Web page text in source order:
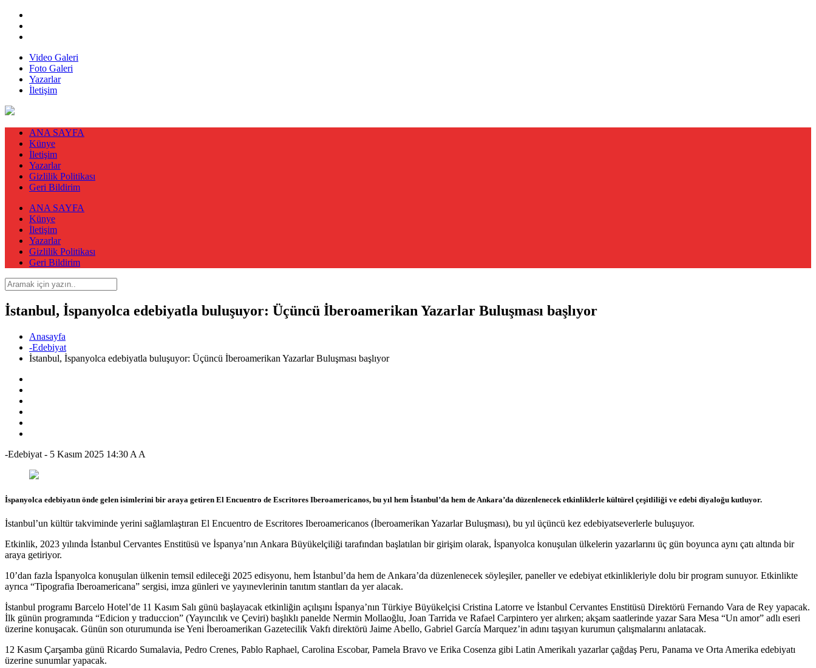
Video Galeri
Foto Galeri
Yazarlar
İletişim
ANA SAYFA
Künye
İletişim
Yazarlar
Gizlilik Politikası
Geri Bildirim
ANA SAYFA
Künye
İletişim
Yazarlar
Gizlilik Politikası
Geri Bildirim
İstanbul, İspanyolca edebiyatla buluşuyor: Üçüncü İberoamerikan Yazarlar Buluşması başlıyor
Anasayfa
-Edebiyat
İstanbul, İspanyolca edebiyatla buluşuyor: Üçüncü İberoamerikan Yazarlar Buluşması başlıyor
-Edebiyat - 5 Kasım 2025 14:30 A A
İspanyolca edebiyatın önde gelen isimlerini bir araya getiren El Encuentro de Escritores Iberoamericanos, bu yıl hem İstanbul’da hem de Ankara’da düzenlenecek etkinliklerle kültürel çeşitliliği ve edebi diyaloğu kutluyor.
İstanbul’un kültür takviminde yerini sağlamlaştıran El Encuentro de Escritores Iberoamericanos (İberoamerikan Yazarlar Buluşması), bu yıl üçüncü kez edebiyatseverlerle buluşuyor.
Etkinlik, 2023 yılında İstanbul Cervantes Enstitüsü ve İspanya’nın Ankara Büyükelçiliği tarafından başlatılan bir girişim olarak, İspanyolca konuşulan ülkelerin yazarlarını üç gün boyunca aynı çatı altında bir
araya getiriyor.
10’dan fazla İspanyolca konuşulan ülkenin temsil edileceği 2025 edisyonu, hem İstanbul’da hem de Ankara’da düzenlenecek söyleşiler, paneller ve edebiyat etkinlikleriyle dolu bir program sunuyor. Etkinlikte
ayrıca “Tipografia Iberoamericana” sergisi, imza günleri ve yayınevlerinin tanıtım stantları da yer alacak.
İstanbul programı Barcelo Hotel’de 11 Kasım Salı günü başlayacak etkinliğin açılışını İspanya’nın Türkiye Büyükelçisi Cristina Latorre ve İstanbul Cervantes Enstitüsü Direktörü Fernando Vara de Rey yapacak.
İlk günün programında “Edicion y traduccion” (Yayıncılık ve Çeviri) başlıklı panelde Nermin Mollaoğlu, Joan Tarrida ve Rafael Carpintero yer alırken; akşam saatlerinde yazar Sara Mesa “Un amor” adlı eseri
üzerine konuşacak. Günün son oturumunda ise Yeni İberoamerikan Gazetecilik Vakfı direktörü Jaime Abello, Gabriel García Marquez’in adını taşıyan kurumun çalışmalarını anlatacak.
12 Kasım Çarşamba günü Ricardo Sumalavia, Pedro Crenes, Pablo Raphael, Carolina Escobar, Pamela Bravo ve Erika Cosenza gibi Latin Amerikalı yazarlar çağdaş Peru, Panama ve Orta Amerika edebiyatı
üzerine sunumlar yapacak.